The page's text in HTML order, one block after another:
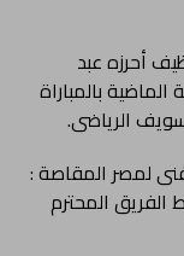
أحرزه عبد
بالمباراة
الرياضى.
لمصر المقاصة :
المحترم